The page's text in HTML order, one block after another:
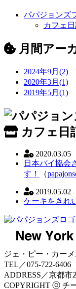
パパジョンズ
カフェ
月間アー
2024年9月(2)
2020年3月(1)
2019年5月(1)
カフェ日
2020.03.05
日本パイ協会
す！
（
2019.05.02
ケーキをきれ
ジェ・ピー・カー
TEL／075-722-6406
ADDRESS／京都市
COPYRIGHT ⓒ チ